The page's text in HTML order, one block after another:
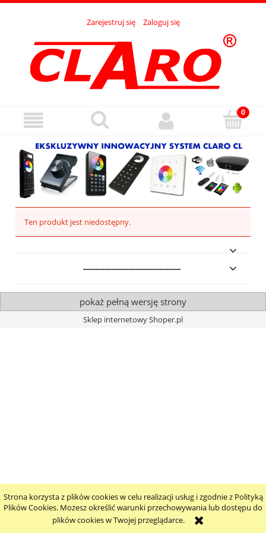
Strona korzysta z plików cookies w celu realizacji usług i zgodnie z Polityką
Plików Cookies. Możesz określić warunki przechowywania lub dostępu do
plików cookies w Twojej przeglądarce.
Zarejestruj się Zaloguj się
Ten produkt jest niedostępny.
-----------------------------------------
pokaż pełną wersję strony
Sklep internetowy Shoper.pl